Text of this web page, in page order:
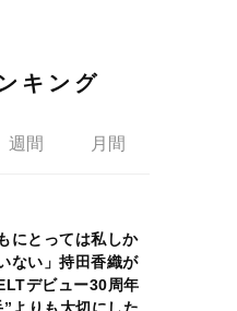
キング
週間 月間
にとっては私しか
ない」持田香織が
デビュー30周年